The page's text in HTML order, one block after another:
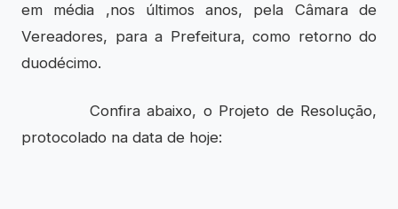
em média ,nos últimos anos, pela Câmara de
Vereadores, para a Prefeitura, como retorno do
duodécimo.
Confira abaixo, o Projeto de Resolução,
protocolado na data de hoje: